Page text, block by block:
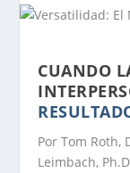
CUANDO
Por Tom Roth,
Leimbach,